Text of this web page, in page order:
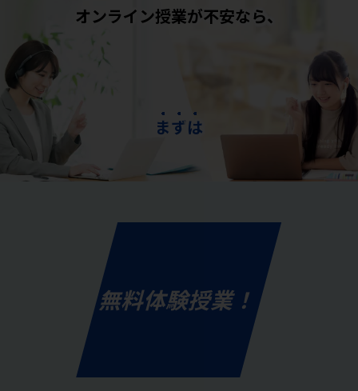
オンライン授業が不安なら、
まず は
無料体験授業！